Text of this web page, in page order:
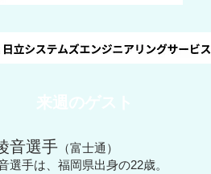
音選手 （富士通）
選手は、福岡県出身の22歳。